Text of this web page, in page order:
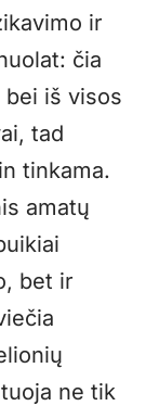
ir
čia
iš visos
tad
tinkama.
amatų
bet ir
ne tik